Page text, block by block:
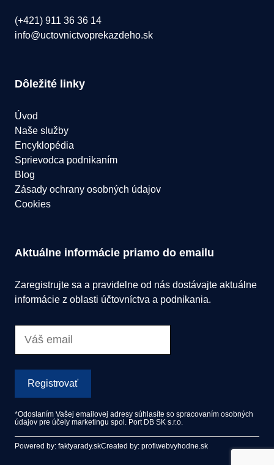
(+421) 911 36 36 14
info@uctovnictvoprekazdeho.sk
Dôležité linky
Úvod
Naše služby
Encyklopédia
Sprievodca podnikaním
Blog
Zásady ochrany osobných údajov
Cookies
Aktuálne informácie priamo do emailu
Zaregistrujte sa a pravidelne od nás dostávajte aktuálne
informácie z oblasti účtovníctva a podnikania.
Registrovať
*Odoslaním Vašej emailovej adresy súhlasíte so spracovaním osobných
údajov pre účely marketingu spol. Port DB SK s.r.o.
Powered by: faktyarady.skCreated by: profiwebvyhodne.sk